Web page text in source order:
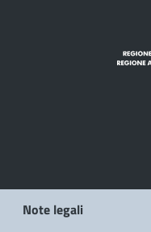
Note legali